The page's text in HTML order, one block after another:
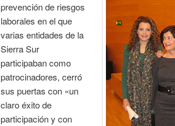
prevención de riesgos
laborales en el que
varias entidades de la
Sierra Sur
participaban como
patrocinadores, cerró
sus puertas con «un
claro éxito de
participación y con